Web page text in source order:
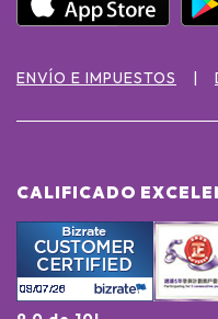
ENVÍO E IMPUESTOS
CALIFICADO